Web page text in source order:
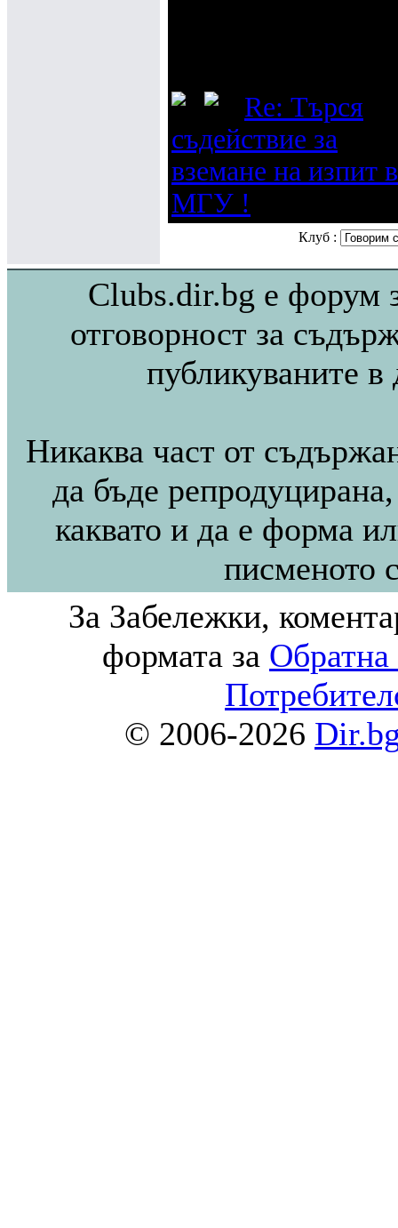
Re: Търся
съдействие за
вземане на изпит в
МГУ !
Клуб :
Clubs.dir.bg е форум
отговорност за
публикуваните
Никаква част от
да бъде
каквато и да е форма
писменото
За Забележки,
формата за Обратна
© 2006-2026